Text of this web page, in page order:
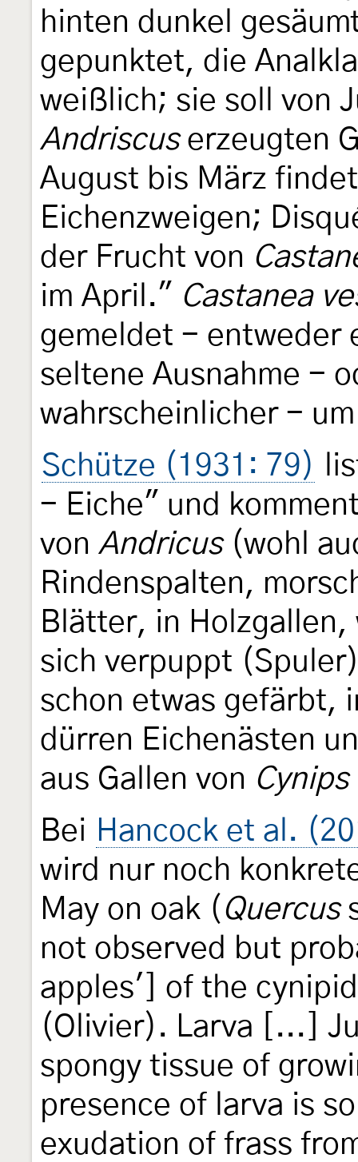
hinten dunkel
gepunktet, die
weißlich; sie soll von
Andriscuserzeugten
August bis März
Eichenzweigen;
der Frucht von
im April." Castanea
gemeldet - entweder
seltene Ausnahme -
wahrscheinlicher -
Schütze (1931: 79)
- Eiche" und
von Andricus(wohl
Rindenspalten,
Blätter, in
sich verpuppt
schon etwas gefärbt,
dürren Eichenästen
aus Gallen von
Bei Hancock et al.
wird nur noch
May on oak ( Quercus
not observed but
apples'] of the
(Olivier). Larva [...]
spongy tissue of
presence of larva is
exudation of frass